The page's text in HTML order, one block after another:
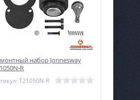
набор Jonnesway
R
T21050N-R